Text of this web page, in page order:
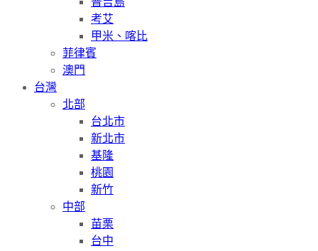
考艾
甲米、喀比
菲律賓
澳門
台灣
北部
台北市
新北市
基隆
桃園
新竹
中部
苗栗
台中